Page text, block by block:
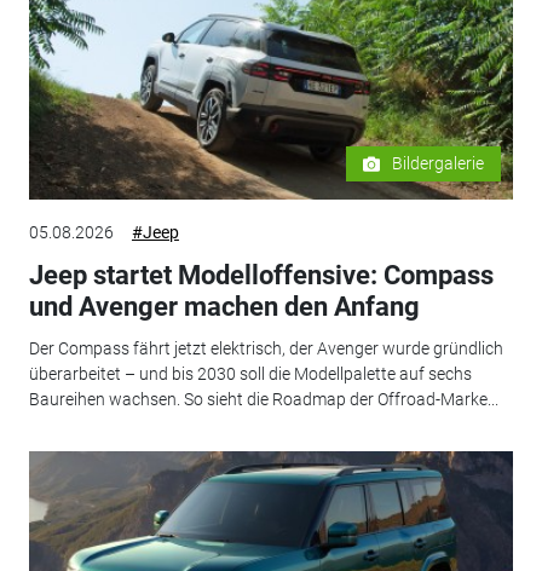
Bildergalerie
05.08.2026 #Jeep
Jeep startet Modelloffensive: Compass
und Avenger machen den Anfang
Der Compass fährt jetzt elektrisch, der Avenger wurde gründlich
überarbeitet – und bis 2030 soll die Modellpalette auf sechs
Baureihen wachsen. So sieht die Roadmap der Offroad-Marke...